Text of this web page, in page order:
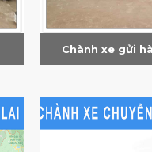
Chành xe gửi